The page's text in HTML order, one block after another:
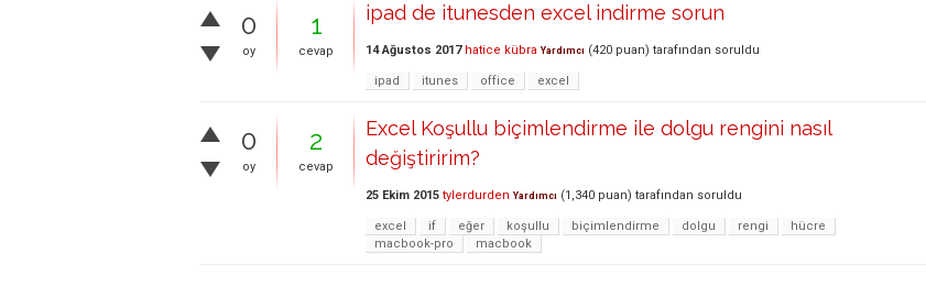
0
oy
1
cevap
ipad de itunesden excel indirme sorun
14 Ağustos 2017 hatice kübra Yardımcı (420 puan) tarafından soruldu
ipad itunes office excel
0
oy
2
cevap
Excel Koşullu biçimlendirme ile dolgu rengini nasıl
değiştiririm?
25 Ekim 2015 tylerdurden Yardımcı (1,340 puan) tarafından soruldu
excel if eğer koşullu biçimlendirme dolgu rengi
hücre
macbook-pro
macbook